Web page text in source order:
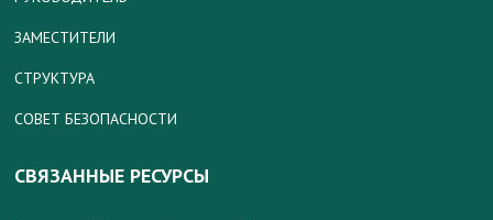
ЗАМЕСТИТЕЛИ
СТРУКТУРА
СОВЕТ БЕЗОПАСНОСТИ
СВЯЗАННЫЕ РЕСУРСЫ